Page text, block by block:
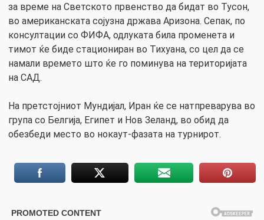
за време на Светското првенство да бидат во Тусон,
во американската сојузна држава Аризона. Сепак, по
консултации со ФИФА, одлуката била променета и
тимот ќе биде стациониран во Тихуана, со цел да се
намали времето што ќе го поминува на територијата
на САД.
На претстојниот Мундијал, Иран ќе се натпреварува во
група со Белгија, Египет и Нов Зеланд, во обид да
обезбеди место во нокаут-фазата на турнирот.